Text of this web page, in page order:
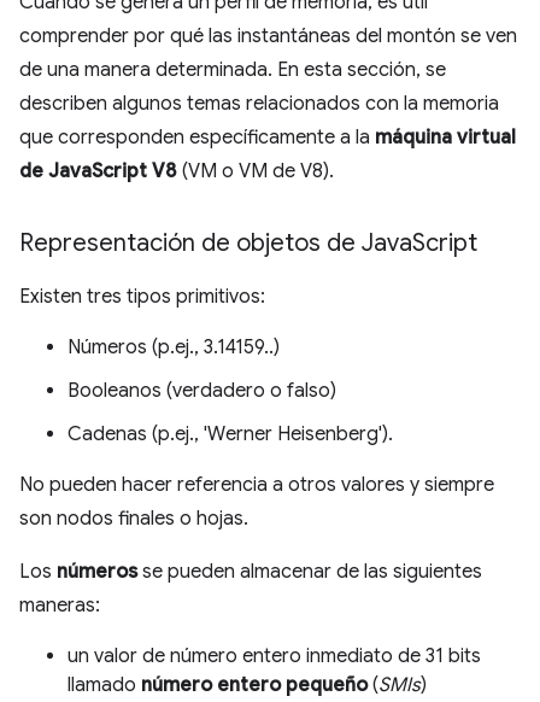
comprender por qué las instantáneas del montón se ven
de una manera determinada. En esta sección, se
describen algunos temas relacionados con la memoria
que corresponden específicamente a la máquina virtual
de JavaScript V8 (VM o VM de V8).
Representación de objetos de JavaScript
Existen tres tipos primitivos:
Números (p.ej., 3.14159..)
Booleanos (verdadero o falso)
Cadenas (p.ej., 'Werner Heisenberg').
No pueden hacer referencia a otros valores y siempre
son nodos finales o hojas.
Los númerosse pueden almacenar de las siguientes
maneras:
un valor de número entero inmediato de 31 bits
llamado número entero pequeño(SMIs)